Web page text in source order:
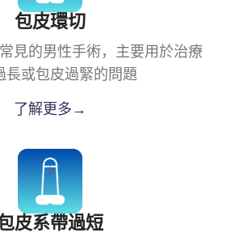
包皮環切
見的男性手術，主要用於治療
長或包皮過緊的問題
了解更多→
皮系帶過短